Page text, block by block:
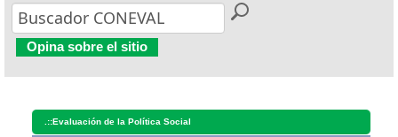
Opina sobre el sitio
.::Evaluación de la Política Social